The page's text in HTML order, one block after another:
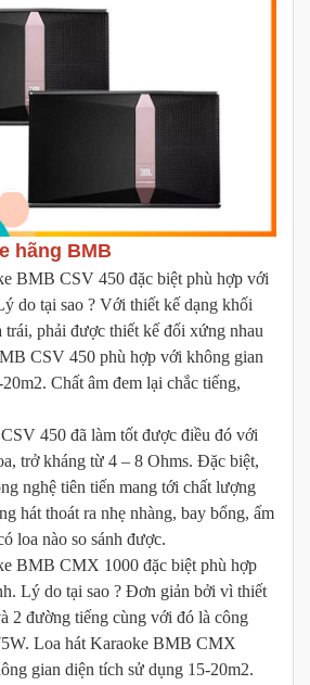
hãng BMB
BMB CSV 450 đặc biệt phù hợp với
do tại sao ? Với thiết kế dạng khối
trái, phải được thiết kế đối xứng nhau
CSV 450 phù hợp với không gian
Chất âm đem lại chắc tiếng,
450 đã làm tốt được điều đó với
trở kháng từ 4 – 8 Ohms. Đặc biệt,
nghệ tiên tiến mang tới chất lượng
hát thoát ra nhẹ nhàng, bay bổng, ấm
loa nào so sánh được.
BMB CMX 1000 đặc biệt phù hợp
Lý do tại sao ? Đơn giản bởi vì thiết
2 đường tiếng cùng với đó là công
Loa hát Karaoke BMB CMX
gian diện tích sử dụng 15-20m2.